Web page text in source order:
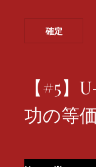
【#5
功の等